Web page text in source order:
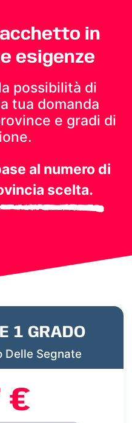
in
esigenze
possibilità di
tua domanda
e gradi di
al numero di
scelta.
1 GRADO
Delle Segnate
€